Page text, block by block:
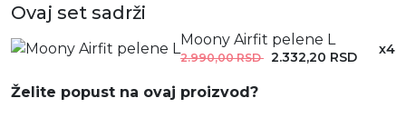
Ovaj set sadrži
Moony Airfit pelene L
2.990,00 RSD 2.332,20 RSD x4
Želite popust na ovaj proizvod?